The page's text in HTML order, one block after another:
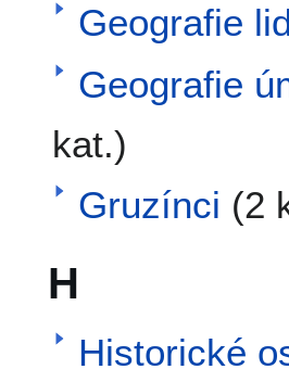
Geografie
Geografie
kat.)
Gruzínci (2
H
Historické